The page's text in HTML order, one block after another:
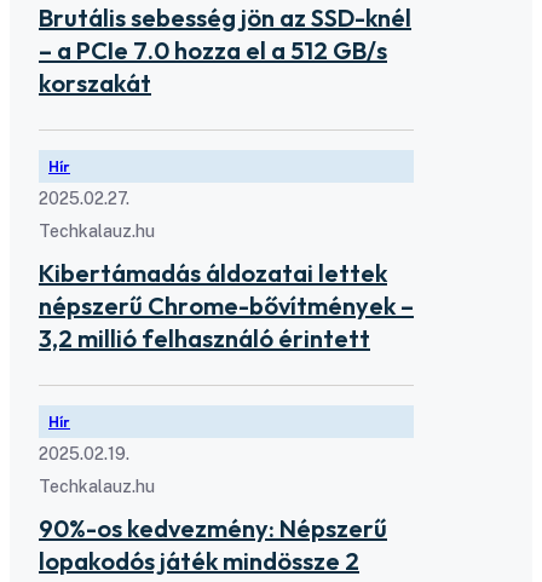
Brutális sebesség jön az SSD-knél
– a PCIe 7.0 hozza el a 512 GB/s
korszakát
Hír
2025.02.27.
Techkalauz.hu
Kibertámadás áldozatai lettek
népszerű Chrome-bővítmények –
3,2 millió felhasználó érintett
Hír
2025.02.19.
Techkalauz.hu
90%-os kedvezmény: Népszerű
lopakodós játék mindössze 2